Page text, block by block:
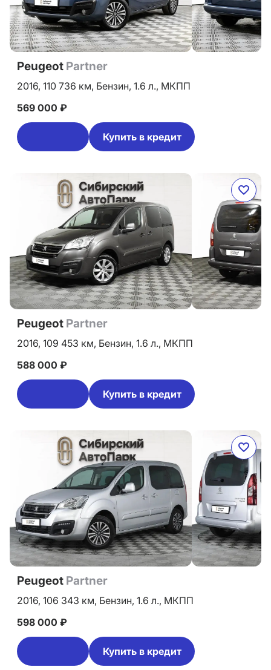
Peugeot Partner
2016, 110 736 км, Бензин, 1.6 л., МКПП
569 000 ₽
Купить в кредит
Peugeot Partner
2016, 109 453 км, Бензин, 1.6 л., МКПП
588 000 ₽
Купить в кредит
Peugeot Partner
2016, 106 343 км, Бензин, 1.6 л., МКПП
598 000 ₽
Купить в кредит